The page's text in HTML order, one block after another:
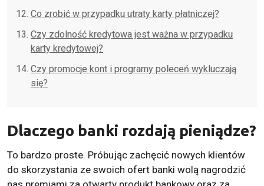
Co zrobić w przypadku utraty karty płatniczej?
Czy zdolność kredytowa jest ważna w przypadku
karty kredytowej?
Czy promocje kont i programy poleceń wykluczają
się?
Dlaczego banki rozdają pieniądze?
To bardzo proste. Próbując zachęcić nowych klientów
do skorzystania ze swoich ofert banki wolą nagrodzić